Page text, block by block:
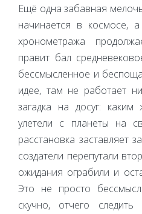
Ещё одна забавная
начинается в космосе,
хронометража
правит бал
бессмысленное и
идее, там не работает
загадка на досуг:
улетели с планеты на
расстановка заставляет
создатели перепутали
ожидания ограбили и
Это не просто
скучно, отчего